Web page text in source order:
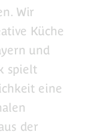
Wir
Küche
und
spielt
eine
der